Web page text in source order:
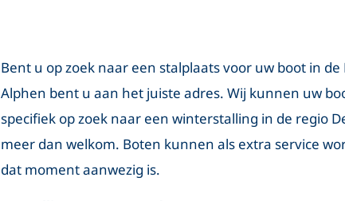
Bent u op zoek naar een stalplaats voor uw boot in
Alphen bent u aan het juiste adres. Wij kunnen uw
specifiek op zoek naar een winterstalling in de regio
meer dan welkom. Boten kunnen als extra service
dat moment aanwezig is.